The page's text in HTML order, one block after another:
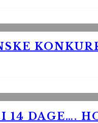
14 DAGE….